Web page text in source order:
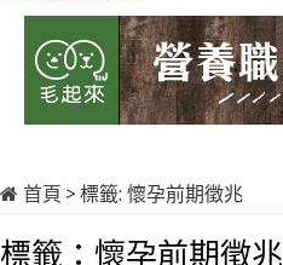
首頁 > 標籤: 懷孕前期徵兆
標籤： 懷孕前期徵兆